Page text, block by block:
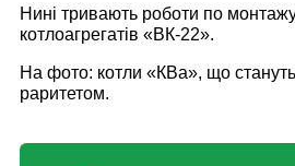
Нині тривають роботи по
котлоагрегатів «ВК-22».
На фото: котли «КВа», що
раритетом.